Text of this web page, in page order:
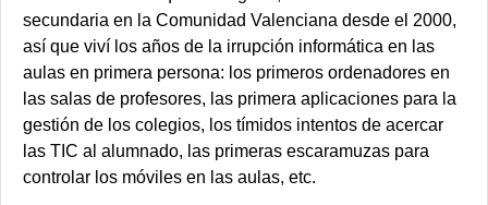
secundaria en la Comunidad Valenciana desde el 2000,
así que viví los años de la irrupción informática en las
aulas en primera persona: los primeros ordenadores en
las salas de profesores, las primera aplicaciones para la
gestión de los colegios, los tímidos intentos de acercar
las TIC al alumnado, las primeras escaramuzas para
controlar los móviles en las aulas, etc.